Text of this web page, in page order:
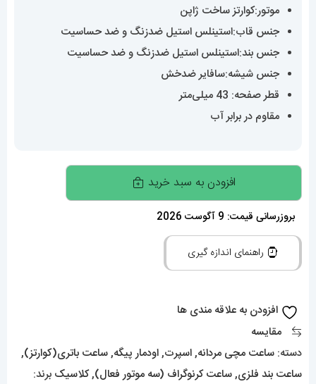
موتور:کوارتز ساخت ژاپن
جنس قاب:استینلس استیل ضدزنگ و ضد حساسیت
جنس بند:استینلس استیل ضدزنگ و ضد حساسیت
جنس شیشه:سافایر ضدخش
قطر صفحه: 43 میلی‌متر
مقاوم در برابر آب
ساعت
مچی
مردانه
اودمار
AUDEMARS
PIGUET
افزودن به سبد خرید
بروزرسانی قیمت: 9 آگوست 2026
راهنمای اندازه گیری
افزودن به علاقه مندی ها
مقایسه
دسته: ساعت مچی مردانه,اسپرت,اودمار پیگه,ساعت باتری(کوارتز),
ساعت بند فلزی,ساعت کرنوگراف (سه موتور فعال),کلاسیک برند: